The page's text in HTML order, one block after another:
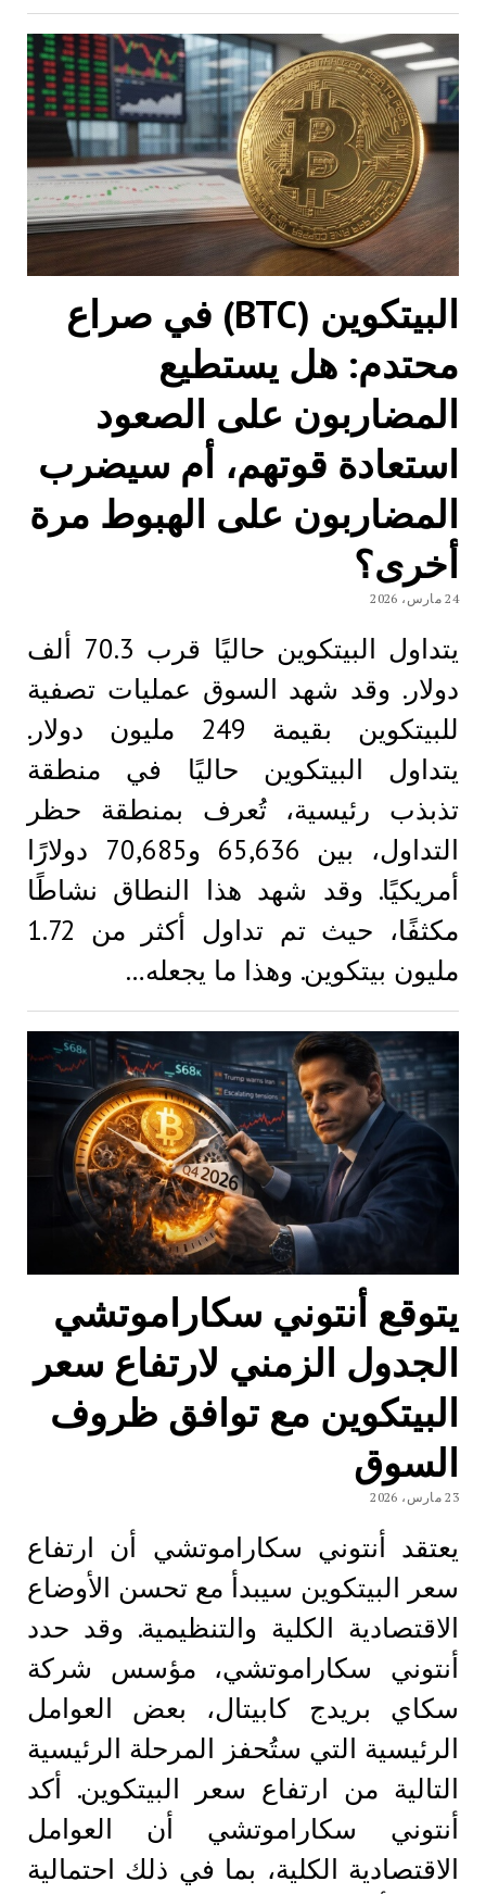
البيتكوين (BTC) في صراع
محتدم: هل يستطيع
المضاربون على الصعود
استعادة قوتهم، أم سيضرب
المضاربون على الهبوط مرة
أخرى؟
24 مارس، 2026
يتداول البيتكوين حاليًا قرب 70.3 ألف
دولار. وقد شهد السوق عمليات تصفية
للبيتكوين بقيمة 249 مليون دولار.
يتداول البيتكوين حاليًا في منطقة
تذبذب رئيسية، تُعرف بمنطقة حظر
التداول، بين 65,636 و70,685 دولارًا
أمريكيًا. وقد شهد هذا النطاق نشاطًا
مكثفًا، حيث تم تداول أكثر من 1.72
مليون بيتكوين. وهذا ما يجعله…
يتوقع أنتوني سكاراموتشي
الجدول الزمني لارتفاع سعر
البيتكوين مع توافق ظروف
السوق
23 مارس، 2026
يعتقد أنتوني سكاراموتشي أن ارتفاع
سعر البيتكوين سيبدأ مع تحسن الأوضاع
الاقتصادية الكلية والتنظيمية. وقد حدد
أنتوني سكاراموتشي، مؤسس شركة
سكاي بريدج كابيتال، بعض العوامل
الرئيسية التي ستُحفز المرحلة الرئيسية
التالية من ارتفاع سعر البيتكوين. أكد
أنتوني سكاراموتشي أن العوامل
الاقتصادية الكلية، بما في ذلك احتمالية